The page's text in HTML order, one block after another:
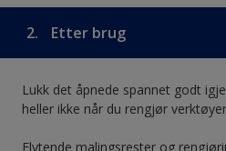
2. Etter brug
Lukk det åpnede spannet godt
heller ikke når du rengjør
Flytende malingsrester og